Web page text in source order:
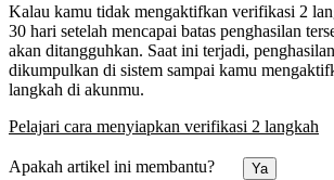
Kalau kamu tidak mengaktifkan verifikasi 2
30 hari setelah mencapai batas penghasilan
akan ditangguhkan. Saat ini terjadi,
dikumpulkan di sistem sampai kamu
langkah di akunmu.
Pelajari cara menyiapkan verifikasi 2 langkah
Apakah artikel ini membantu? Ya